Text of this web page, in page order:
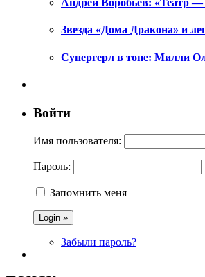
Андрей Воробьёв: «Театр —
Звезда «Дома Дракона» и
Супергерл в топе: Милли
Войти
Имя пользователя:
Пароль:
Запомнить меня
Забыли пароль?